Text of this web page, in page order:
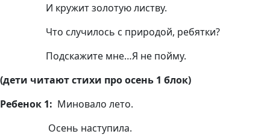
И кружит золотую листву.
Что случилось с природой, ребятки?
Подскажите мне…Я не пойму.
(дети читают стихи про осень 1 блок)
Ребенок 1: Миновало лето.
Осень наступила.